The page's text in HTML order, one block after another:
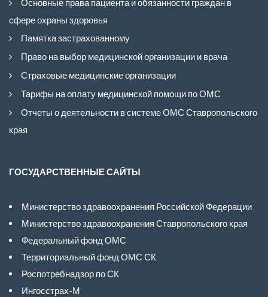
Основные права пациента и обязанности граждан в
сфере охраны здоровья
Памятка застрахованному
Право на выбор медицинской организации и врача
Страховые медицинские организации
Тарифы на оплату медицинской помощи по ОМС
Отчеты о деятельности в системе ОМС Ставропольского
края
ГОСУДАРСТВЕННЫЕ САЙТЫ
Министерство здравоохранения Российской Федерации
Министерство здравоохранения Ставропольского края
Федеральный фонд ОМС
Территориальный фонд ОМС СК
Роспотребнадзор по СК
Ингосстрах-М